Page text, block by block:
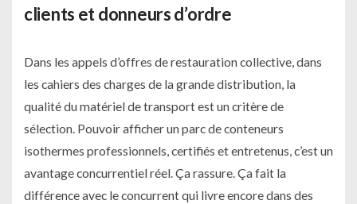
clients et donneurs d’ordre
Dans les appels d’offres de restauration collective, dans
les cahiers des charges de la grande distribution, la
qualité du matériel de transport est un critère de
sélection. Pouvoir afficher un parc de conteneurs
isothermes professionnels, certifiés et entretenus, c’est un
avantage concurrentiel réel. Ça rassure. Ça fait la
différence avec le concurrent qui livre encore dans des